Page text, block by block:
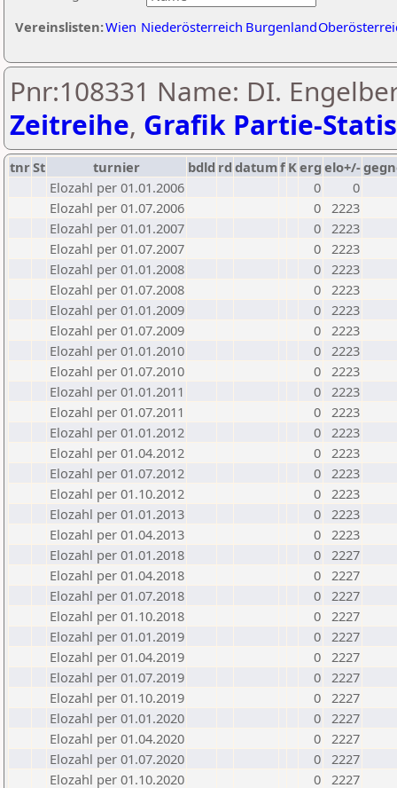
Vereinslisten:Wien Niederösterreich Burgenland
Pnr:108331 Name: DI.
Zeitreihe, Grafik Partie-
tnrSt turnier bdld rd datumf Kerg elo+/-
Elozahl per 01.01.2006
0
0
Elozahl per 01.07.2006
0 2223
Elozahl per 01.01.2007
0 2223
Elozahl per 01.07.2007
0 2223
Elozahl per 01.01.2008
0 2223
Elozahl per 01.07.2008
0 2223
Elozahl per 01.01.2009
0 2223
Elozahl per 01.07.2009
0 2223
Elozahl per 01.01.2010
0 2223
Elozahl per 01.07.2010
0 2223
Elozahl per 01.01.2011
0 2223
Elozahl per 01.07.2011
0 2223
Elozahl per 01.01.2012
0 2223
Elozahl per 01.04.2012
0 2223
Elozahl per 01.07.2012
0 2223
Elozahl per 01.10.2012
0 2223
Elozahl per 01.01.2013
0 2223
Elozahl per 01.04.2013
0 2223
Elozahl per 01.01.2018
0 2227
Elozahl per 01.04.2018
0 2227
Elozahl per 01.07.2018
0 2227
Elozahl per 01.10.2018
0 2227
Elozahl per 01.01.2019
0 2227
Elozahl per 01.04.2019
0 2227
Elozahl per 01.07.2019
0 2227
Elozahl per 01.10.2019
0 2227
Elozahl per 01.01.2020
0 2227
Elozahl per 01.04.2020
0 2227
Elozahl per 01.07.2020
0 2227
Elozahl per 01.10.2020
0 2227